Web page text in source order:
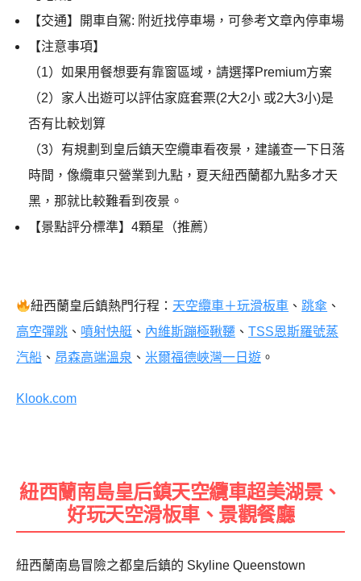
【交通】開車自駕: 附近找停車場，可參考文章內停車場
【注意事項】
（1）如果用餐想要有靠窗區域，請選擇Premium方案
（2）家人出遊可以評估家庭套票(2大2小 或2大3小)是
否有比較划算
（3）有規劃到皇后鎮天空纜車看夜景，建議查一下日落
時間，像纜車只營業到九點，夏天紐西蘭都九點多才天
黑，那就比較難看到夜景。
【景點評分標準】4顆星（推薦）
紐西蘭皇后鎮熱門行程： 天空纜車＋玩滑板車 、 跳傘 、
高空彈跳 、 噴射快艇 、 內維斯蹦極鞦韆 、 TSS恩斯羅號蒸
汽船 、 昂森高端溫泉 、 米爾福德峽灣一日遊 。
Klook.com
紐西蘭南島皇后鎮天空纜車超美湖景、
好玩天空滑板車、景觀餐廳
紐西蘭南島冒險之都皇后鎮的 Skyline Queenstown